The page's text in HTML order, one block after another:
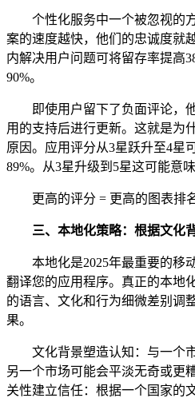
个性化服务中一个被忽视的
案的速度越快，他们的忠诚度就
内解决用户问题可将留存率提高
90%。
即使用户留下了负面评论，
用的支持后进行更新。这就是为
原因。应用评分从3星跃升至4星
89%。从3星升级到5星这可能意味
更高的评分 = 更高的图表排
三、 本地化策略：根据文化
本地化是2025年最重要的移
翻译您的应用程序。真正的本地
的语言、文化和行为细微差别调
果。
文化背景塑造认知：与一个
另一个市场可能会平淡无奇或更
关性建立信任：根据一个国家的